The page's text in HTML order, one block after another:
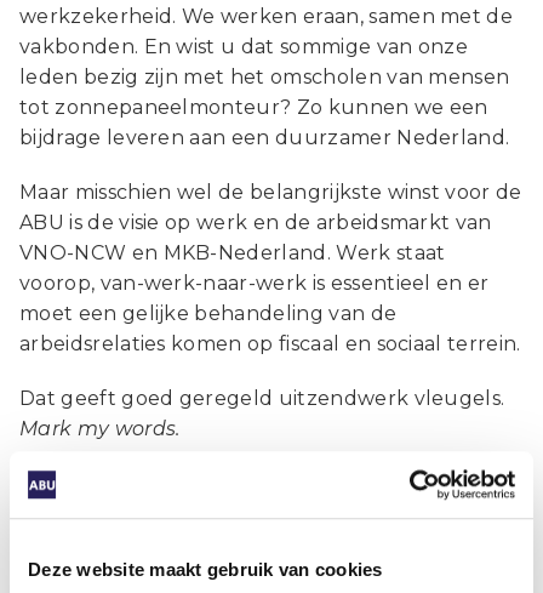
Deze website maakt gebruik van cookies
werkzekerheid. We werken eraan, samen met de
vakbonden. En wist u dat sommige van onze
leden bezig zijn met het omscholen van mensen
tot zonnepaneelmonteur? Zo kunnen we een
bijdrage leveren aan een duurzamer Nederland.
Maar misschien wel de belangrijkste winst voor de
ABU is de visie op werk en de arbeidsmarkt van
VNO-NCW en MKB-Nederland. Werk staat
voorop, van-werk-naar-werk is essentieel en er
moet een gelijke behandeling van de
arbeidsrelaties komen op fiscaal en sociaal terrein.
Dat geeft goed geregeld uitzendwerk vleugels.
Mark my words.
Sieto de Leeuw
Auteur